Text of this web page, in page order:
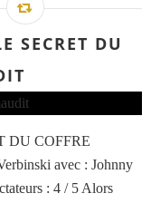
SECRET DU
DU COFFRE
avec : Johnny
: 4 / 5 Alors